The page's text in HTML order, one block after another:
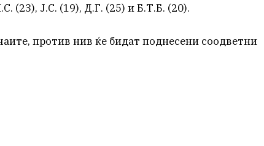
(23), Ј.С. (19), Д.Г. (25) и Б.Т.Б. (20).
против нив ќе бидат поднесени соодветни